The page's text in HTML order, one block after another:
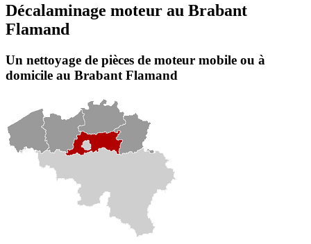
Décalaminage moteur au Brabant
Flamand
Un nettoyage de pièces de moteur mobile ou à
domicile au Brabant Flamand